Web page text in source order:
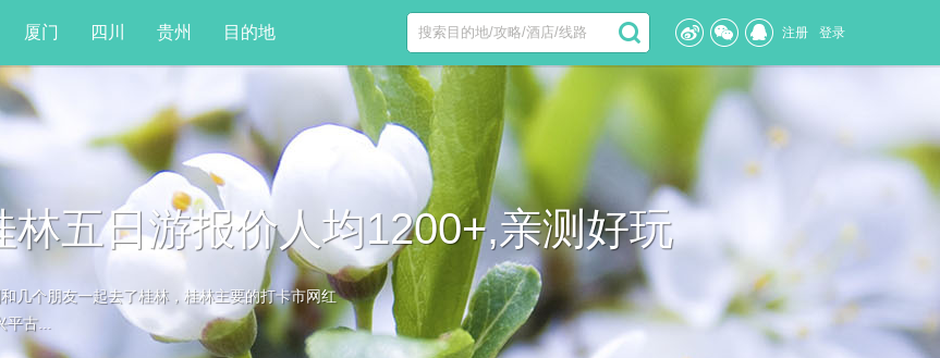
厦门 四川 贵州 目的地 注册 登录
五日游报价人均1200+,亲测好玩
几个朋友一起去了桂林，桂林主要的打卡市网红
古...